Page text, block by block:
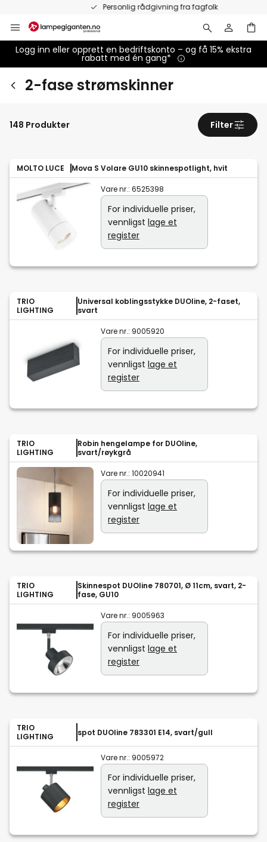
Personlig rådgivning fra fagfolk
til
innhold
Logg inn eller opprett en bedriftskonto – og få 15% ekstra
rabatt med én gang*
2-fase strømskinner
MOLTO LUCE Mova S Volare GU10 skinnespotlight, hvit
Vare nr.: 6525398
For individuelle priser,
vennligst lage et
register
TRIO
LIGHTING
Universal koblingsstykke DUOline, 2-faset,
svart
Vare nr.: 9005920
For individuelle priser,
vennligst lage et
register
TRIO
LIGHTING
Robin hengelampe for DUOline,
svart/røykgrå
Vare nr.: 10020941
For individuelle priser,
vennligst lage et
register
TRIO
LIGHTING
Skinnespot DUOline 780701, Ø 11cm, svart, 2-
fase, GU10
Vare nr.: 9005963
For individuelle priser,
vennligst lage et
register
TRIO
LIGHTING
spot DUOline 783301 E14, svart/gull
Vare nr.: 9005972
For individuelle priser,
vennligst lage et
register
148 Produkter Filter